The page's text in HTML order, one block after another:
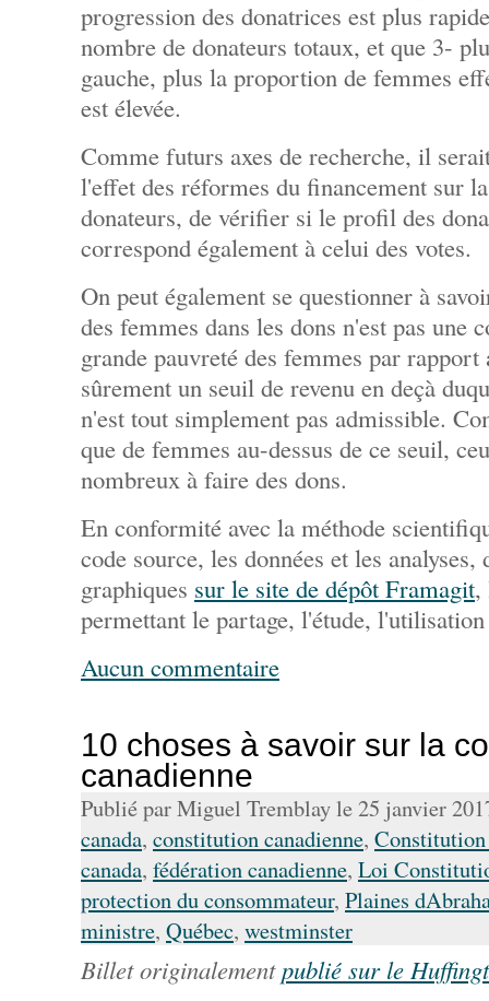
progression des donatrices est plus
nombre de donateurs totaux, et que 3-
gauche, plus la proportion de femmes
est élevée.
Comme futurs axes de recherche, il
l'effet des réformes du financement sur
donateurs, de vérifier si le profil des
correspond également à celui des votes.
On peut également se questionner à
des femmes dans les dons n'est pas une
grande pauvreté des femmes par
sûrement un seuil de revenu en deçà
n'est tout simplement pas admissible.
que de femmes au-dessus de ce seuil,
nombreux à faire des dons.
En conformité avec la méthode
code source, les données et les
graphiques sur le site de dépôt Framagit,
permettant le partage, l'étude,
Aucun commentaire
10 choses à savoir sur la
canadienne
Publié par Miguel Tremblay le 25 janvier
canada, constitution canadienne, Constitution
canada, fédération canadienne, Loi
protection du consommateur, Plaines
ministre, Québec, westminster
Billet originalementpublié sur le